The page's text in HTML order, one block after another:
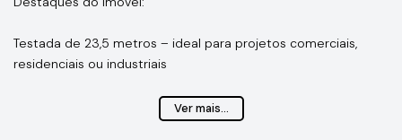
Testada de 23,5 metros – ideal para projetos comerciais,
residenciais ou industriais
Piso nivelado e revestido com paralelepípedos – pronto para
Ver mais...